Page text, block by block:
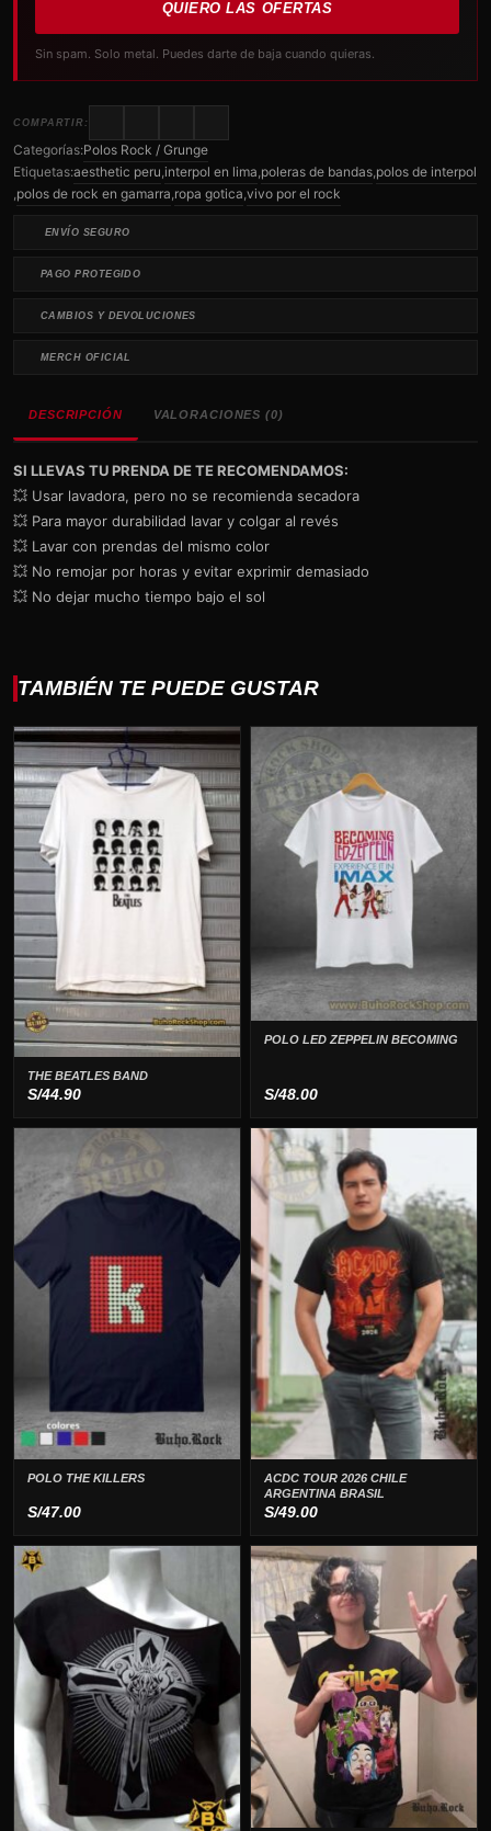
QUIERO LAS OFERTAS
Sin spam. Solo metal. Puedes darte de baja cuando quieras.
COMPARTIR:
Categorías:Polos Rock / Grunge
Etiquetas:aesthetic peru,interpol en lima,poleras de bandas,polos de interpol
,polos de rock en gamarra,ropa gotica,vivo por el rock
ENVÍO SEGURO
PAGO PROTEGIDO
CAMBIOS Y DEVOLUCIONES
MERCH OFICIAL
DESCRIPCIÓN VALORACIONES (0)
SI LLEVAS TU PRENDA DE TE RECOMENDAMOS:
💥 Usar lavadora, pero no se recomienda secadora
💥 Para mayor durabilidad lavar y colgar al revés
💥 Lavar con prendas del mismo color
💥 No remojar por horas y evitar exprimir demasiado
💥 No dejar mucho tiempo bajo el sol
TAMBIÉN TE PUEDE GUSTAR
THE BEATLES BAND
S/44.90
POLO LED ZEPPELIN BECOMING
S/48.00
POLO THE KILLERS
S/47.00
ACDC TOUR 2026 CHILE
ARGENTINA BRASIL
S/49.00